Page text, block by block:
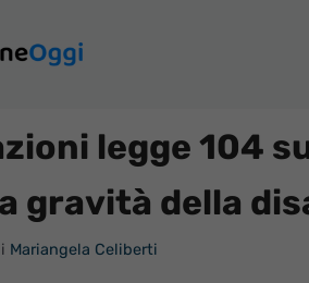
legge 104
gravità della
Mariangela Celiberti